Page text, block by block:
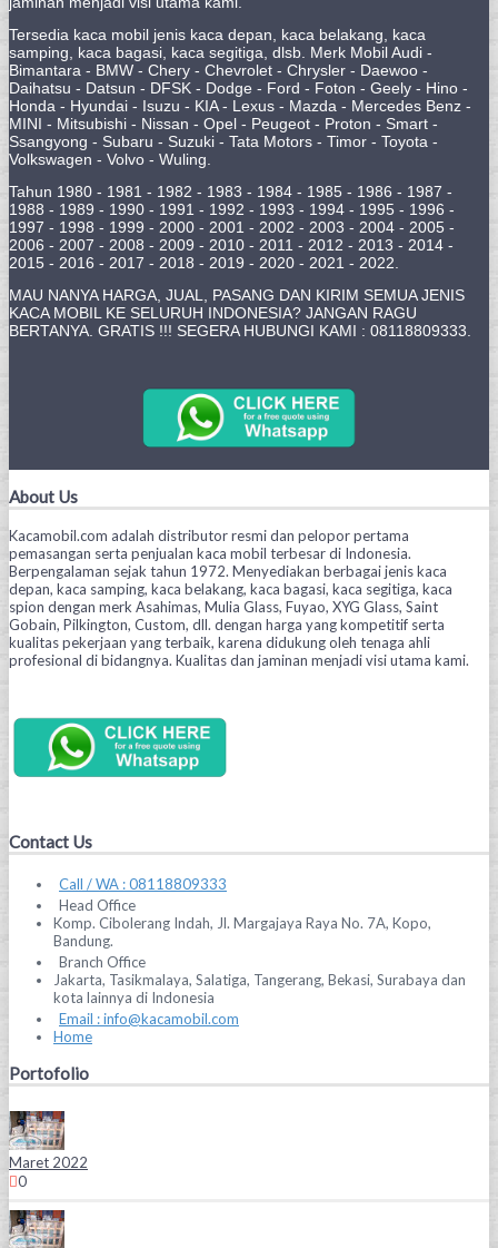
Tersedia kaca mobil jenis kaca depan, kaca belakang, kaca
samping, kaca bagasi, kaca segitiga, dlsb. Merk Mobil Audi -
Bimantara - BMW - Chery - Chevrolet - Chrysler - Daewoo -
Daihatsu - Datsun - DFSK - Dodge - Ford - Foton - Geely - Hino -
Honda - Hyundai - Isuzu - KIA - Lexus - Mazda - Mercedes Benz -
MINI - Mitsubishi - Nissan - Opel - Peugeot - Proton - Smart -
Ssangyong - Subaru - Suzuki - Tata Motors - Timor - Toyota -
Volkswagen - Volvo - Wuling.
Tahun 1980 - 1981 - 1982 - 1983 - 1984 - 1985 - 1986 - 1987 -
1988 - 1989 - 1990 - 1991 - 1992 - 1993 - 1994 - 1995 - 1996 -
1997 - 1998 - 1999 - 2000 - 2001 - 2002 - 2003 - 2004 - 2005 -
2006 - 2007 - 2008 - 2009 - 2010 - 2011 - 2012 - 2013 - 2014 -
2015 - 2016 - 2017 - 2018 - 2019 - 2020 - 2021 - 2022.
MAU NANYA HARGA, JUAL, PASANG DAN KIRIM SEMUA JENIS
KACA MOBIL KE SELURUH INDONESIA? JANGAN RAGU
BERTANYA. GRATIS !!! SEGERA HUBUNGI KAMI : 08118809333.
About Us
Kacamobil.com adalah distributor resmi dan pelopor pertama
pemasangan serta penjualan kaca mobil terbesar di Indonesia.
Berpengalaman sejak tahun 1972. Menyediakan berbagai jenis kaca
depan, kaca samping, kaca belakang, kaca bagasi, kaca segitiga, kaca
spion dengan merk Asahimas, Mulia Glass, Fuyao, XYG Glass, Saint
Gobain, Pilkington, Custom, dll. dengan harga yang kompetitif serta
kualitas pekerjaan yang terbaik, karena didukung oleh tenaga ahli
profesional di bidangnya. Kualitas dan jaminan menjadi visi utama kami.
Contact Us
Call / WA : 08118809333
Head Office
Komp. Cibolerang Indah, Jl. Margajaya Raya No. 7A, Kopo,
Bandung.
Branch Office
Jakarta, Tasikmalaya, Salatiga, Tangerang, Bekasi, Surabaya dan
kota lainnya di Indonesia
Email : info@kacamobil.com
Home
Portofolio
Maret 2022
0